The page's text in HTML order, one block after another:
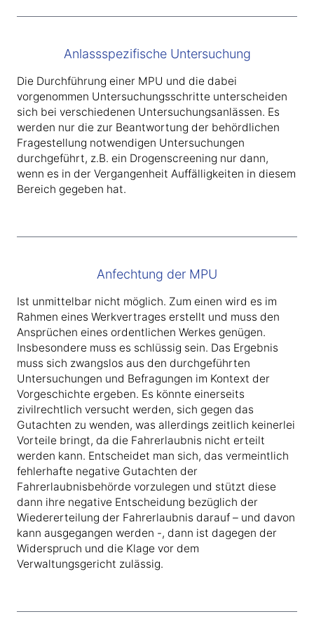
Anlassspezifische Untersuchung
Die Durchführung einer MPU und die dabei
vorgenommen Untersuchungsschritte unterscheiden
sich bei verschiedenen Untersuchungsanlässen. Es
werden nur die zur Beantwortung der behördlichen
Fragestellung notwendigen Untersuchungen
durchgeführt, z.B. ein Drogenscreening nur dann,
wenn es in der Vergangenheit Auffälligkeiten in diesem
Bereich gegeben hat.
Anfechtung der MPU
Ist unmittelbar nicht möglich. Zum einen wird es im
Rahmen eines Werkvertrages erstellt und muss den
Ansprüchen eines ordentlichen Werkes genügen.
Insbesondere muss es schlüssig sein. Das Ergebnis
muss sich zwangslos aus den durchgeführten
Untersuchungen und Befragungen im Kontext der
Vorgeschichte ergeben. Es könnte einerseits
zivilrechtlich versucht werden, sich gegen das
Gutachten zu wenden, was allerdings zeitlich keinerlei
Vorteile bringt, da die Fahrerlaubnis nicht erteilt
werden kann. Entscheidet man sich, das vermeintlich
fehlerhafte negative Gutachten der
Fahrerlaubnisbehörde vorzulegen und stützt diese
dann ihre negative Entscheidung bezüglich der
Wiedererteilung der Fahrerlaubnis darauf – und davon
kann ausgegangen werden -, dann ist dagegen der
Widerspruch und die Klage vor dem
Verwaltungsgericht zulässig.